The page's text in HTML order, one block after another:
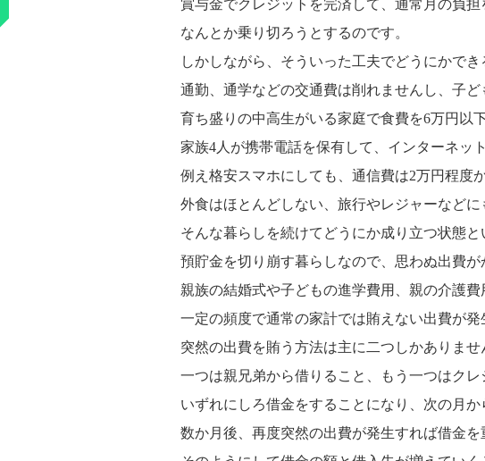
賞与金でクレジットを完済して、通常月の負担
なんとか乗り切ろうとするのです。
しかしながら、そういった工夫でどうにかでき
通勤、通学などの交通費は削れませんし、子
育ち盛りの中高生がいる家庭で食費を6万円以
家族4人が携帯電話を保有して、インターネッ
例え格安スマホにしても、通信費は2万円程度
外食はほとんどしない、旅行やレジャーなど
そんな暮らしを続けてどうにか成り立つ状態と
預貯金を切り崩す暮らしなので、思わぬ出費
親族の結婚式や子どもの進学費用、親の介護費
一定の頻度で通常の家計では賄えない出費が発
突然の出費を賄う方法は主に二つしかありませ
一つは親兄弟から借りること、もう一つはク
いずれにしろ借金をすることになり、次の月
数か月後、再度突然の出費が発生すれば借金を